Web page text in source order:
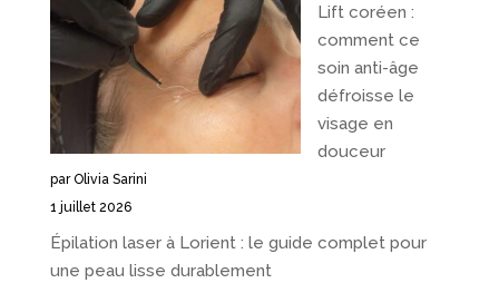
Lift coréen :
comment ce
soin anti-âge
défroisse le
visage en
douceur
par Olivia Sarini
1 juillet 2026
Épilation laser à Lorient : le guide complet pour
une peau lisse durablement